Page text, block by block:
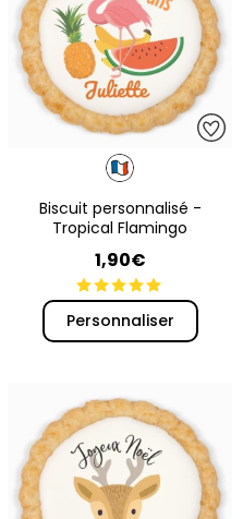
Biscuit personnalisé -
Tropical Flamingo
1,90€
Personnaliser